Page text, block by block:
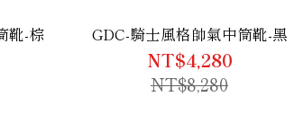
靴-棕 GDC-騎士風格帥氣中筒靴-黑
NT$4,280
NT$8,280